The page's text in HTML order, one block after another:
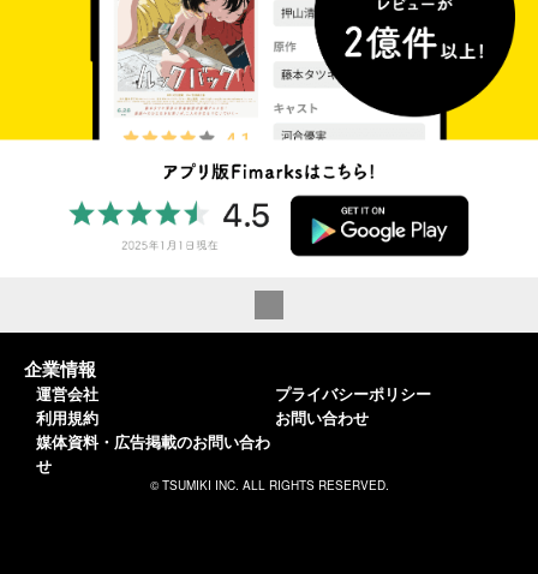
企業情報
運営会社
利用規約
媒体資料・広告掲載のお問い合わ
せ
プライバシーポリシー
お問い合わせ
© TSUMIKI INC. ALL RIGHTS RESERVED.